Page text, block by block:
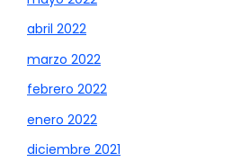
abril 2022
marzo 2022
febrero 2022
enero 2022
diciembre 2021